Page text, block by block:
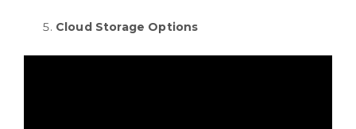
Cloud Storage Options